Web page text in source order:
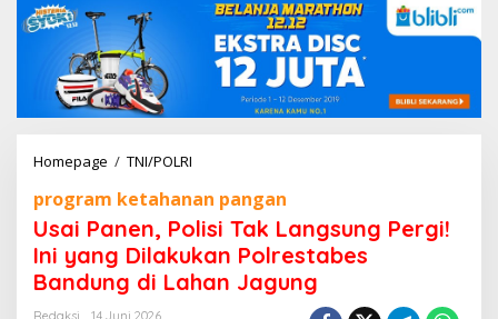
Homepage / TNI/POLRI
a
i
P
a
n
program ketahanan pangan
Usai Panen, Polisi Tak Langsung Pergi!
Ini yang Dilakukan Polrestabes
Bandung di Lahan Jagung